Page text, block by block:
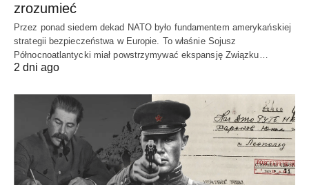
zrozumieć
Przez ponad siedem dekad NATO było fundamentem amerykańskiej
strategii bezpieczeństwa w Europie. To właśnie Sojusz
Północnoatlantycki miał powstrzymywać ekspansję Związku…
2 dni ago